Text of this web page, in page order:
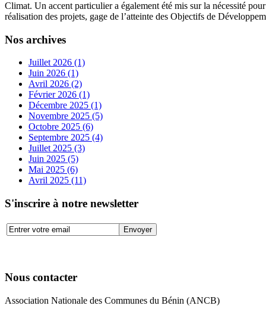
Climat. Un accent particulier a également été mis sur la nécessité
réalisation des projets, gage de l’atteinte des Objectifs de
Nos archives
Juillet 2026 (1)
Juin 2026 (1)
Avril 2026 (2)
Février 2026 (1)
Décembre 2025 (1)
Novembre 2025 (5)
Octobre 2025 (6)
Septembre 2025 (4)
Juillet 2025 (3)
Juin 2025 (5)
Mai 2025 (6)
Avril 2025 (11)
S'inscrire à notre newsletter
Nous contacter
Association Nationale des Communes du Bénin (ANCB)